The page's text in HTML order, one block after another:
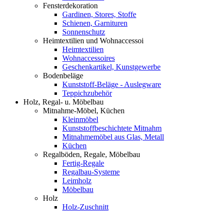
Fensterdekoration
Gardinen, Stores, Stoffe
Schienen, Garnituren
Sonnenschutz
Heimtextilien und Wohnaccessoi
Heimtextilien
Wohnaccessoires
Geschenkartikel, Kunstgewerbe
Bodenbeläge
Kunststoff-Beläge - Auslegware
Teppichzubehör
Holz, Regal- u. Möbelbau
Mitnahme-Möbel, Küchen
Kleinmöbel
Kunststoffbeschichtete Mitnahm
Mitnahmemöbel aus Glas, Metall
Küchen
Regalböden, Regale, Möbelbau
Fertig-Regale
Regalbau-Systeme
Leimholz
Möbelbau
Holz
Holz-Zuschnitt